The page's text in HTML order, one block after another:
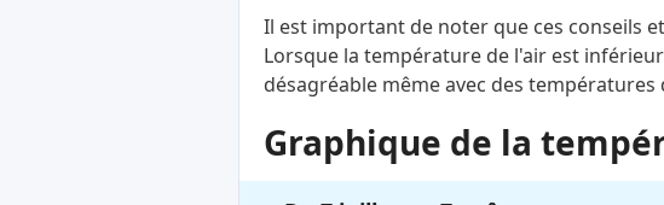
Il est important de noter que ces conseils
Lorsque la température de l'air est
désagréable même avec des températures
Graphique de la